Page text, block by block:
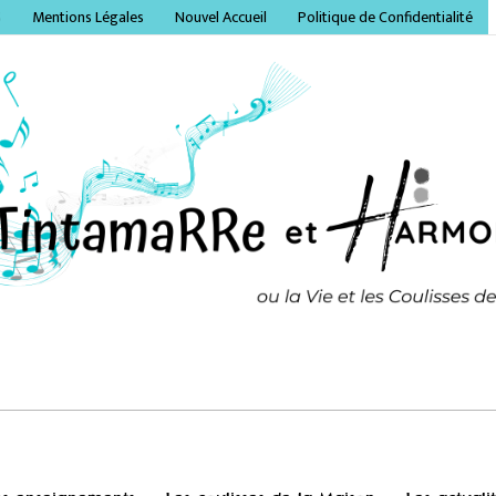
Mentions Légales Nouvel Accueil Politique de Confidentialité